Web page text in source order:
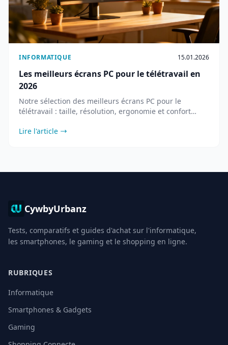
INFORMATIQUE 15.01.2026
Les meilleurs écrans PC pour le télétravail en
2026
Notre sélection des meilleurs écrans PC pour le
télétravail : taille, résolution, ergonomie et confort
Lire l'article
CywbyUrbanz
Tests, comparatifs et guides d'achat sur l'informatique,
les smartphones, le gaming et le shopping en ligne.
RUBRIQUES
Informatique
Smartphones & Gadgets
Gaming